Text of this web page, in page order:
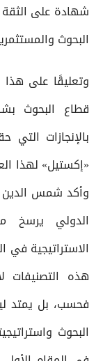
شهادة على الثقة
البحوث
وتعليقًا على
قطاع البحوث
بالإنجازات
«إكستيل» لهذا
وأكد شمس الدين
الدولي يرسخ
الاستراتيجية
هذه التصنيفات
فحسب، بل يمتد
البحوث